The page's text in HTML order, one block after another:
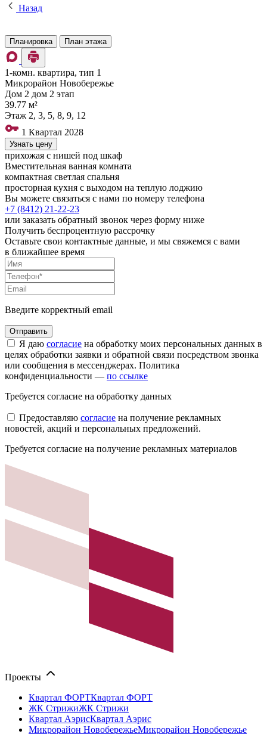
Назад
Планировка План этажа
1-комн. квартира, тип 1
Микрорайон Новобережье
Дом 2 дом 2 этап
39.77 м²
Этаж 2, 3, 5, 8, 9, 12
1 Квартал 2028
Узнать цену
прихожая с нишей под шкаф
Вместительная ванная комната
компактная светлая спальня
просторная кухня с выходом на теплую лоджию
Вы можете связаться с нами по номеру телефона
+7 (8412) 21-22-23
или заказать обратный звонок через форму ниже
Получить беспроцентную рассрочку
Оставьте свои контактные данные, и мы свяжемся с вами
в ближайшее время
Введите корректный email
Я даю согласие на обработку моих персональных данных в
целях обработки заявки и обратной связи посредством звонка
или сообщения в мессенджерах. Политика
конфиденциальности — по ссылке
Требуется согласие на обработку данных
Предоставляю согласие на получение рекламных
новостей, акций и персональных предложений.
Требуется согласие на получение рекламных материалов
Проекты
Квартал ФОРТКвартал ФОРТ
ЖК СтрижиЖК Стрижи
Квартал АэрисКвартал Аэрис
Микрорайон НовобережьеМикрорайон Новобережье